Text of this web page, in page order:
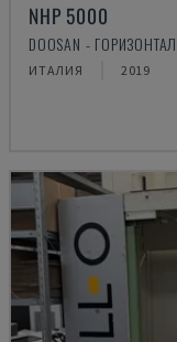
NHP 5000
DOOSAN -
ИТАЛИЯ 2019